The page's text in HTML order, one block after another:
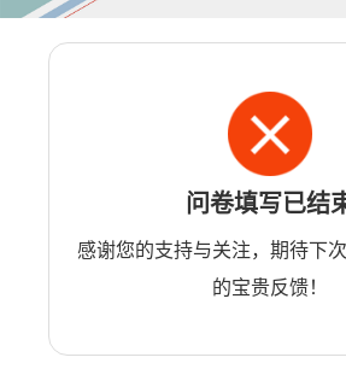
问卷填写已结
感谢您的支持与关注，期待下
的宝贵反馈！